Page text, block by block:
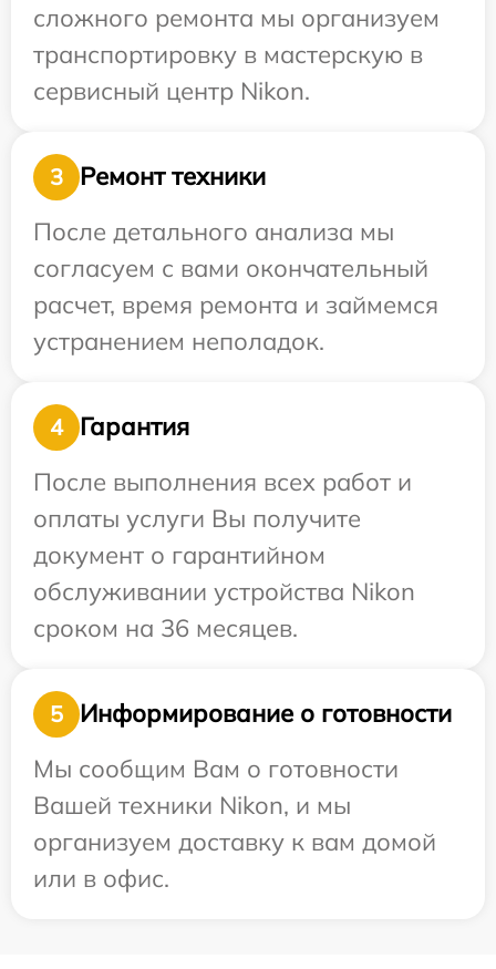
сложного ремонта мы организуем
транспортировку в мастерскую в
сервисный центр Nikon.
3
Ремонт техники
После детального анализа мы
согласуем с вами окончательный
расчет, время ремонта и займемся
устранением неполадок.
4
Гарантия
После выполнения всех работ и
оплаты услуги Вы получите
документ о гарантийном
обслуживании устройства Nikon
сроком на 36 месяцев.
5
Информирование о готовности
Мы сообщим Вам о готовности
Вашей техники Nikon, и мы
организуем доставку к вам домой
или в офис.